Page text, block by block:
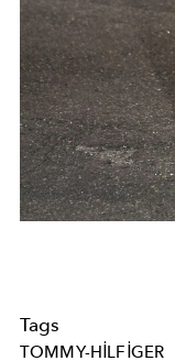
Tags
TOMMY-HILFIGER